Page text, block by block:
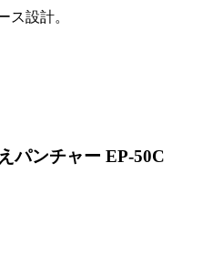
ス設計。
パンチャー EP-50C